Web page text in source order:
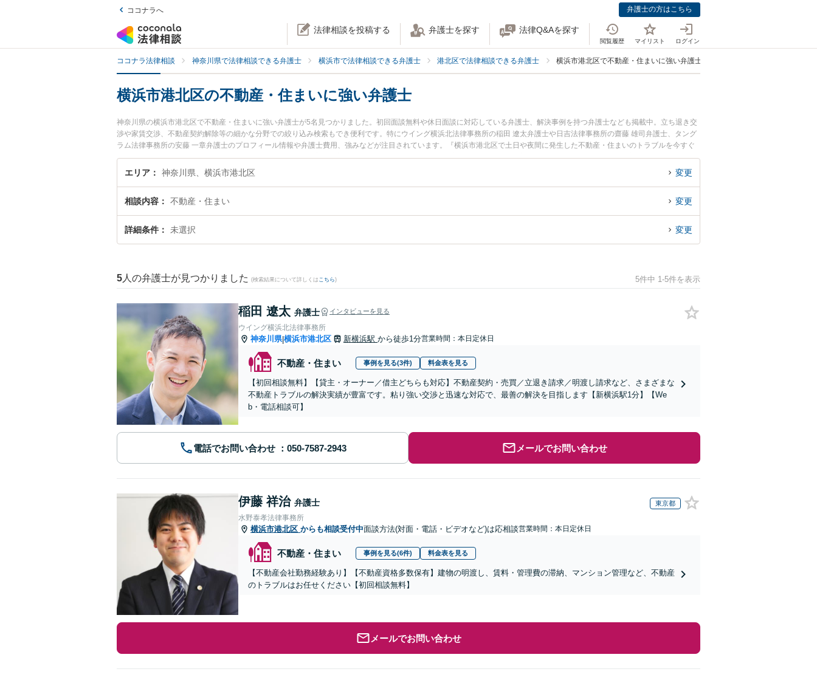
ココナラへ 弁護士の方はこちら
法律相談を投稿する 弁護士を探す 法律Q&Aを探す
閲覧履歴 マイリスト ログイン
ココナラ法律相談 神奈川県で法律相談できる弁護士 横浜市で法律相談できる弁護士 港北区で法律相談できる弁護士 横浜市港北区で不動産・住まいに強い弁護士
横浜市港北区の不動産・住まいに強い弁護士
神奈川県の横浜市港北区で不動産・住まいに強い弁護士が5名見つかりました。初回面談無料や休日面談に対応している弁護士、解決事例を持つ弁護士なども掲載中。立ち退き交
渉や家賃交渉、不動産契約解除等の細かな分野での絞り込み検索もでき便利です。特にウイング横浜北法律事務所の稲田 遼太弁護士や日吉法律事務所の齋藤 雄司弁護士、タング
ラム法律事務所の安藤 一章弁護士のプロフィール情報や弁護士費用、強みなどが注目されています。『横浜市港北区で土日や夜間に発生した不動産・住まいのトラブルを今すぐ
に弁護士に相談したい』『不動産・住まいのトラブル解決の実績豊富な近くの弁護士を検索したい』『初回相談無料で不動産・住まいを法律相談できる横浜市港北区内の弁護士に
相談予約したい』などでお困りの相談者さんにおすすめです。
エリア 神奈川県、横浜市港北区 変更
相談内容 不動産・住まい 変更
詳細条件 未選択 変更
5 人の弁護士が見つかりました (検索結果について詳しくは こちら) 5件中 1-5件を表示
稲田 遼太 弁護士 インタビューを見る
ウイング横浜北法律事務所
神奈川県|横浜市港北区 新横浜駅 から徒歩1分営業時間：本日定休日
不動産・住まい 事例を見る(3件) 料金表を見る
【初回相談無料】【貸主・オーナー／借主どちらも対応】不動産契約・売買／立退き請求／明渡し請求など、さまざまな
不動産トラブルの解決実績が豊富です。粘り強い交渉と迅速な対応で、最善の解決を目指します【新横浜駅1分】【We
b・電話相談可】
電話でお問い合わせ メールでお問い合わせ
伊藤 祥治 弁護士 東京都
水野泰孝法律事務所
横浜市港北区 からも相談受付中面談方法(対面・電話・ビデオなど)は応相談営業時間：本日定休日
不動産・住まい 事例を見る(6件) 料金表を見る
【不動産会社勤務経験あり】【不動産資格多数保有】建物の明渡し、賃料・管理費の滞納、マンション管理など、不動産
のトラブルはお任せください【初回相談無料】
メールでお問い合わせ